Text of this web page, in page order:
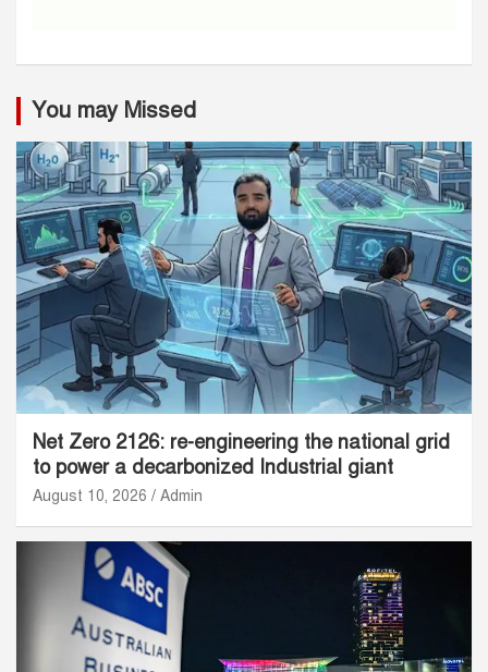
You may Missed
Net Zero 2126: re-engineering the national grid
to power a decarbonized Industrial giant
August 10, 2026 Admin